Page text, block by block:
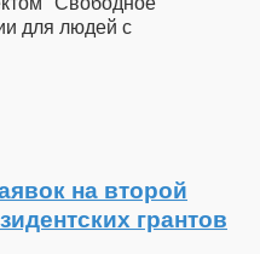
для людей с
на второй
грантов